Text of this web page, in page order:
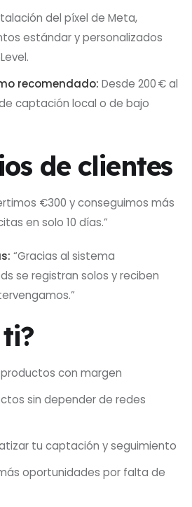
del píxel de Meta,
estándar y personalizados
recomendado: Desde 200 € al
captación local o de bajo
de clientes
€300 y conseguimos más
en solo 10 días.”
“Gracias al sistema
se registran solos y reciben
con margen
sin depender de redes
tu captación y seguimiento
oportunidades por falta de